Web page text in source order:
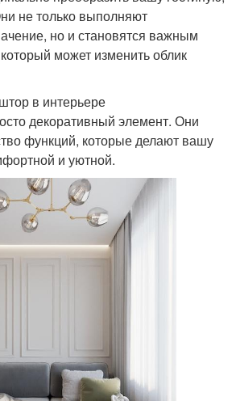
не только выполняют
но и становятся важным
может изменить облик
в интерьере
декоративный элемент. Они
функций, которые делают вашу
и уютной.